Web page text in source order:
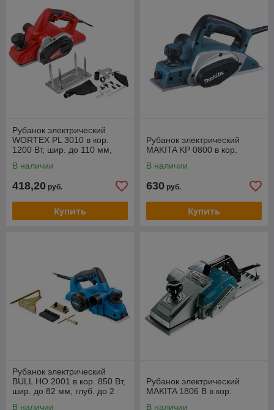
Рубанок электрический
WORTEX PL 3010 в кор.
1200 Вт, шир. до 110 мм,
В наличии
418,20 руб.
Купить
Рубанок электрический
MAKITA KP 0800 в кор.
В наличии
630 руб.
Купить
Рубанок электрический
BULL HO 2001 в кор. 850 Вт,
шир. до 82 мм, глуб. до 2
В наличии
Рубанок электрический
MAKITA 1806 B в кор.
В наличии